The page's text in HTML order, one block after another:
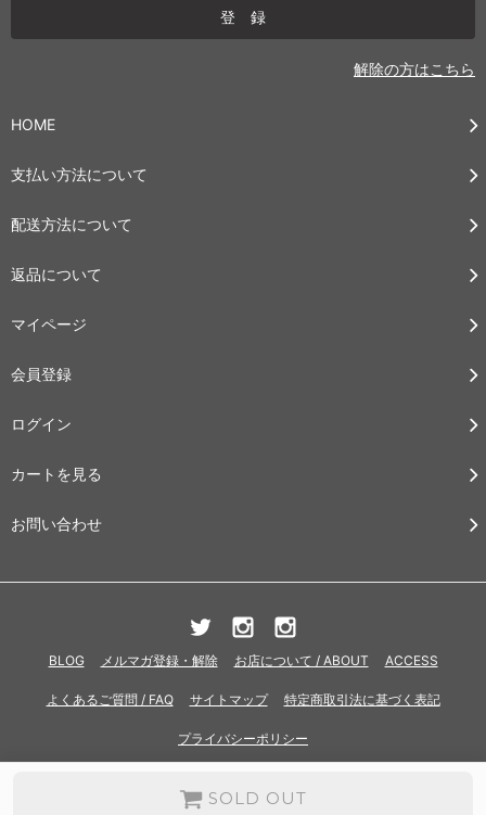
SOLD OUT
解除の方はこちら
HOME
支払い方法について
配送方法について
返品について
マイページ
会員登録
ログイン
カートを見る
お問い合わせ
BLOG メルマガ登録・解除 お店について / ABOUT ACCESS
よくあるご質問 / FAQ サイトマップ 特定商取引法に基づく表記
プライバシーポリシー